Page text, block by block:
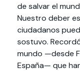
de salvar el
Nuestro deber
ciudadanos
sostuvo.
mundo —desde
España— que